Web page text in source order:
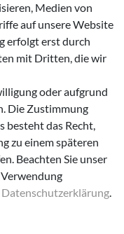
Medien von
auf unsere Website
erfolgt erst durch
mit Dritten, die wir
oder aufgrund
Die Zustimmung
besteht das Recht,
zu einem späteren
Beachten Sie unser
Daten­schutz­erklärung.